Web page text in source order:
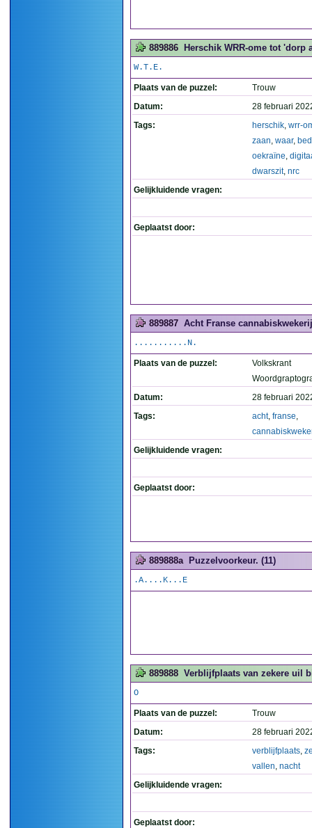
889886 Herschik WRR-ome tot 'dorp
W.T.E.
Plaats van de puzzel:
Trouw
Datum:
28 februari
Tags:
herschik, wrr-
zaan, waar,
oekraïne,
dwarszit, nrc
Gelijkluidende vragen:
Geplaatst door:
889887 Acht Franse
...........N.
Plaats van de puzzel:
Volkskrant
Datum:
28 februari
Tags:
acht, franse,
Gelijkluidende vragen:
Geplaatst door:
889888a Puzzelvoorkeur. (11)
.A....K...E
889888 Verblijfplaats van zekere uil
O
Plaats van de puzzel:
Trouw
Datum:
28 februari
Tags:
verblijfplaats,
vallen, nacht
Gelijkluidende vragen:
Geplaatst door: